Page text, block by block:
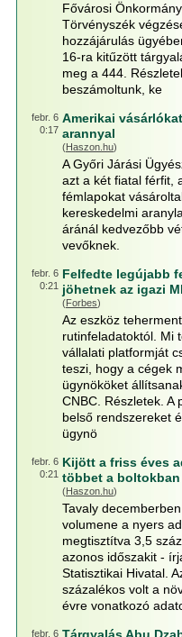
Fővárosi
Törvényszék
hozzájárulás
16-ra kitűzött
meg a 444.
beszámoltunk, ke
febr. 6
0:17
Amerikai
arannyal
(Haszon.hu)
A Győri Járási
azt a két fiatal férfit,
fémlapokat
kereskedelmi
áránál kedvezőbb
vevőknek.
febr. 6
0:21
Felfedte legújabb
jöhetnek az igazi
(Forbes)
Az eszköz
rutinfeladatoktól. Mi
vállalati platformját
teszi, hogy a cégek
ügynököket
CNBC. Részletek. A
belső rendszereket
ügynö
febr. 6
0:21
Kijött a friss éves
többet a boltokban
(Haszon.hu)
Tavaly
volumene a nyers
megtisztítva 3,5
azonos időszakit -
Statisztikai Hivatal.
százalékos volt a
évre vonatkozó
febr. 6